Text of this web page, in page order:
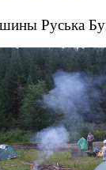
Руська